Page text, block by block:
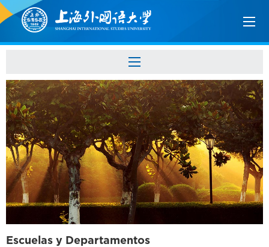
Escuelas y Departamentos